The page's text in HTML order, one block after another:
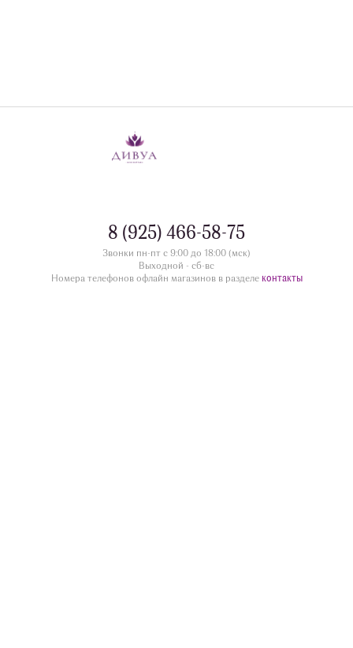
8 (925) 466-58-75
Звонки пн-пт с 9:00 до 18:00 (мск)
Выходной - сб-вс
Номера телефонов офлайн магазинов в разделе контакты